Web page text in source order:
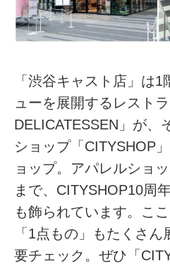
「渋谷キャスト店」は
ューを展開するレスト
DELICATESSEN」が、
ショップ「CITYSHOP
ョップ。アパレルショ
まで、CITYSHOP10周
も飾られています。こ
「1点もの」もたくさ
要チェック。ぜひ「